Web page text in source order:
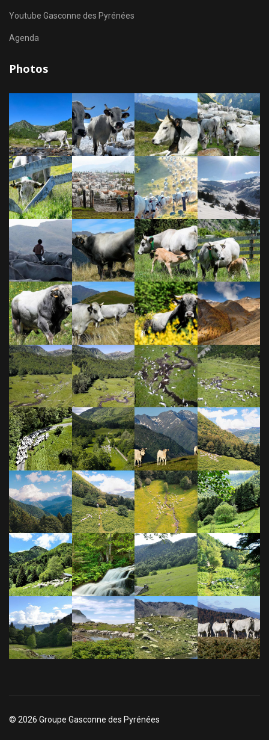
Youtube Gasconne des Pyrénées
Agenda
Photos
© 2026 Groupe Gasconne des Pyrénées